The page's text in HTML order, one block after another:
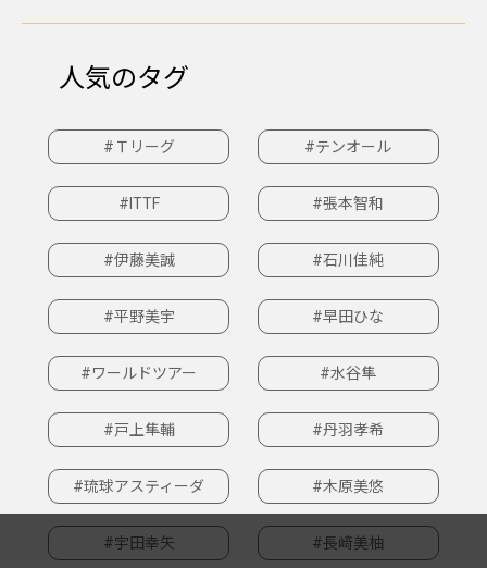
人気のタグ
#Ｔリーグ #テンオール
#ITTF #張本智和
#伊藤美誠 #石川佳純
#平野美宇 #早田ひな
#ワールドツアー #水谷隼
#戸上隼輔 #丹羽孝希
#琉球アスティーダ #木原美悠
#宇田幸矢 #長﨑美柚